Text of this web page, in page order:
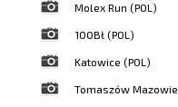
Molex Run (POL)
100Bł (POL)
Katowice (POL)
Tomaszów